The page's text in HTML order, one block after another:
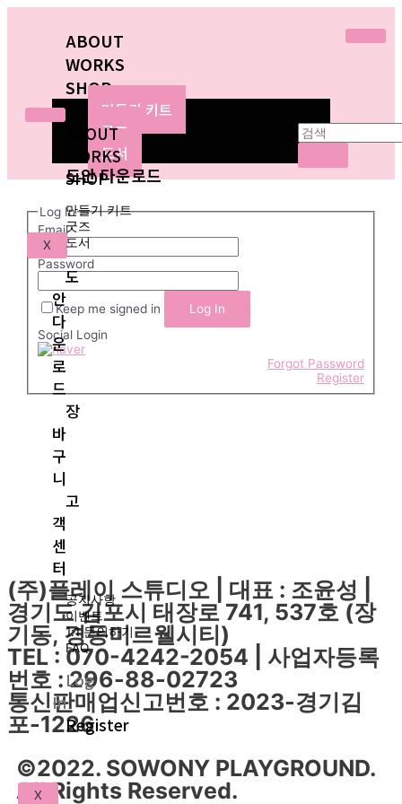
ABOUT
WORKS
SHOP
만들기 키트
굿즈
도서
도안 다운로드
X
ABOUT
WORKS
SHOP
만들기 키트
굿즈
도서
도
안
다
운
로
드
장
바
구
니
고
객
센
터
공지사항
이벤트
1:1 문의하기
FAQ
Log
In
Register
X
Log In
Email
Password
Keep me signed in
Social Login
Forgot Password
Register
(주)플레이 스튜디오 | 대표 : 조윤성 |
경기도 김포시 태장로 741, 537호 (장
기동, 경동미르웰시티)
TEL : 070-4242-2054 | 사업자등록
번호 : 296-88-02723
통신판매업신고번호 : 2023-경기김
포-1226
©2022. SOWONY PLAYGROUND.
All Rights Reserved.